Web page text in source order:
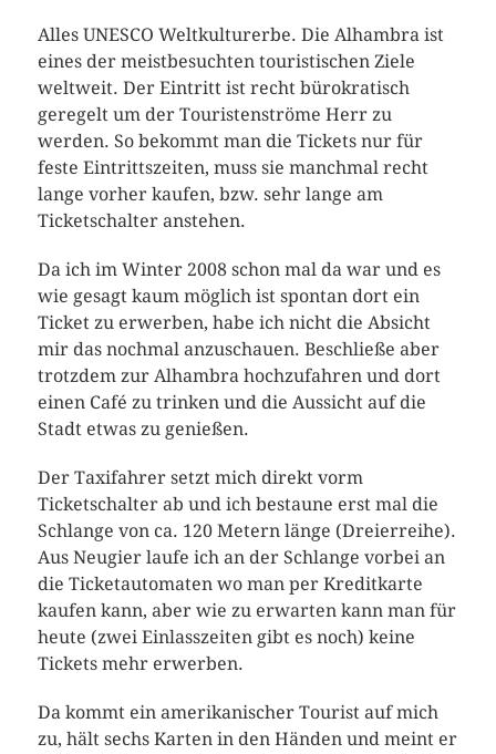
Alles UNESCO Weltkulturerbe. Die Alhambra ist
eines der meistbesuchten touristischen Ziele
weltweit. Der Eintritt ist recht bürokratisch
geregelt um der Touristenströme Herr zu
werden. So bekommt man die Tickets nur für
feste Eintrittszeiten, muss sie manchmal recht
lange vorher kaufen, bzw. sehr lange am
Ticketschalter anstehen.
Da ich im Winter 2008 schon mal da war und es
wie gesagt kaum möglich ist spontan dort ein
Ticket zu erwerben, habe ich nicht die Absicht
mir das nochmal anzuschauen. Beschließe aber
trotzdem zur Alhambra hochzufahren und dort
einen Café zu trinken und die Aussicht auf die
Stadt etwas zu genießen.
Der Taxifahrer setzt mich direkt vorm
Ticketschalter ab und ich bestaune erst mal die
Schlange von ca. 120 Metern länge (Dreierreihe).
Aus Neugier laufe ich an der Schlange vorbei an
die Ticketautomaten wo man per Kreditkarte
kaufen kann, aber wie zu erwarten kann man für
heute (zwei Einlasszeiten gibt es noch) keine
Tickets mehr erwerben.
Da kommt ein amerikanischer Tourist auf mich
zu, hält sechs Karten in den Händen und meint er